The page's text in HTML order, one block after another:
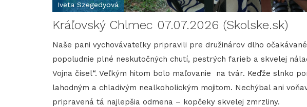
Iveta Szegedyová
Kráľovský Chlmec 07.07.2026 (Skolske.sk)
Naše pani vychovávateľky pripravili pre družinárov dlho
popoludnie plné neskutočných chutí, pestrých farieb a skvelej
Vojna čísel“. Veľkým hitom bolo maľovanie na tvár. Keďže slnko
lahodným a chladivým nealkoholickým mojitom. Nechýbal ani
pripravená tá najlepšia odmena – kopčeky skvelej zmrzliny.